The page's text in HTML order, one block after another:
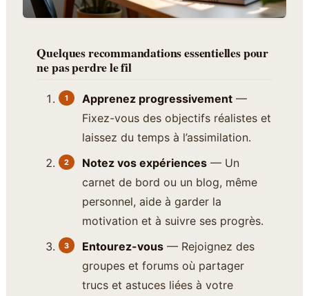
Quelques recommandations essentielles pour
ne pas perdre le fil
Apprenez progressivement —
Fixez-vous des objectifs réalistes et
laissez du temps à l’assimilation.
Notez vos expériences — Un
carnet de bord ou un blog, même
personnel, aide à garder la
motivation et à suivre ses progrès.
Entourez-vous — Rejoignez des
groupes et forums où partager
trucs et astuces liées à votre